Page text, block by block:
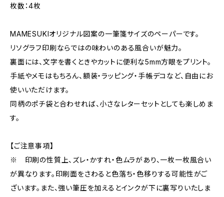
枚数：4枚
MAMESUKIオリジナル図案の一筆箋サイズのペーパーです。
リソグラフ印刷ならではの味わいのある風合いが魅力。
裏面には、文字を書くときやカットに便利な5mm方眼をプリント。
手紙やメモはもちろん、額装・ラッピング・手帳デコなど、自由にお
使いいただけます。
同柄のポチ袋と合わせれば、小さなレターセットとしても楽しめま
す。
【ご注意事項】
※ 印刷の性質上、ズレ・かすれ・色ムラがあり、一枚一枚風合い
が異なります。印刷面をさわると色落ち・色移りする可能性がご
ざいます。また、強い筆圧を加えるとインクが下に裏写りいたしま